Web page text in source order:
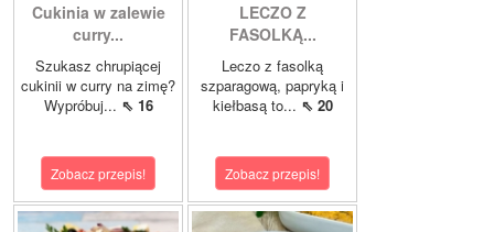
Cukinia w zalewie
curry...
Szukasz chrupiącej
cukinii w curry na zimę?
Wypróbuj... ⇖ 16
Zobacz przepis!
LECZO Z
FASOLKĄ...
Leczo z fasolką
szparagową, papryką i
kiełbasą to... ⇖ 20
Zobacz przepis!